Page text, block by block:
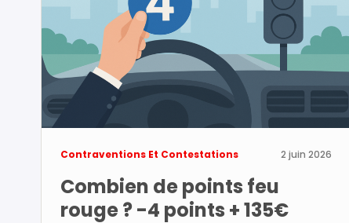
Contraventions Et Contestations 2 juin 2026
Combien de points feu
rouge ? -4 points + 135€